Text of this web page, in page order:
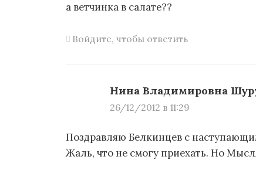
а ветчинка в салате??
Войдите, чтобы ответить
Нина Владимировна
26/12/2012 в 11:29
Поздравляю Белкинцев с
Жаль, что не смогу приехать. Но